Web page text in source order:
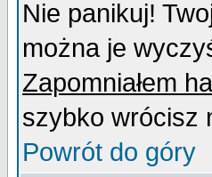
Nie panikuj!
można je
Zapomniałem
szybko wrócisz
Powrót do góry